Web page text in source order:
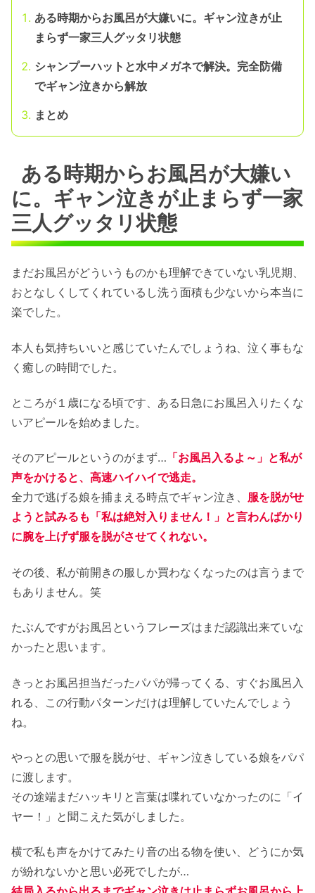
ある時期からお風呂が大嫌いに。ギャン泣きが止
まらず一家三人グッタリ状態
シャンプーハットと水中メガネで解決。完全防備
でギャン泣きから解放
まとめ
ある時期からお風呂が大嫌い
に。ギャン泣きが止まらず一家
三人グッタリ状態
まだお風呂がどういうものかも理解できていない乳児期、
おとなしくしてくれているし洗う面積も少ないから本当に
楽でした。
本人も気持ちいいと感じていたんでしょうね、泣く事もな
く癒しの時間でした。
ところが１歳になる頃です、ある日急にお風呂入りたくな
いアピールを始めました。
そのアピールというのがまず… 「お風呂入るよ～」と私が
声をかけると、高速ハイハイで逃走。
全力で逃げる娘を捕まえる時点でギャン泣き、 服を脱がせ
ようと試みるも「私は絶対入りません！」と言わんばかり
に腕を上げず服を脱がさせてくれない。
その後、私が前開きの服しか買わなくなったのは言うまで
もありません。笑
たぶんですがお風呂というフレーズはまだ認識出来ていな
かったと思います。
きっとお風呂担当だったパパが帰ってくる、すぐお風呂入
れる、この行動パターンだけは理解していたんでしょう
ね。
やっとの思いで服を脱がせ、ギャン泣きしている娘をパパ
に渡します。
その途端まだハッキリと言葉は喋れていなかったのに「イ
ヤー！」と聞こえた気がしました。
横で私も声をかけてみたり音の出る物を使い、どうにか気
が紛れないかと思い必死でしたが…